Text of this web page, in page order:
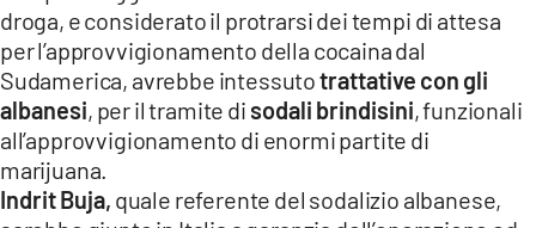
droga, e considerato il protrarsi dei tempi di attesa
per l’approvvigionamento della cocaina dal
Sudamerica, avrebbe intessutotrattative con gli
albanesi, per il tramite di sodali brindisini, funzionali
all’approvvigionamento di enormi partite di
marijuana.
Indrit Buja, quale referente del sodalizio albanese,